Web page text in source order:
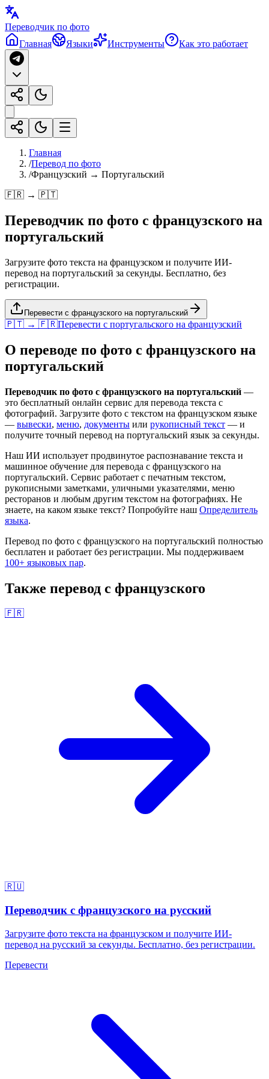
Переводчик по фото
Главная
Языки Инструменты Как это работает
Главная
/Перевод по фото
/Французский → Португальский
🇫🇷 → 🇵🇹
Переводчик по фото с французского на
португальский
Загрузите фото текста на французском и получите ИИ-
перевод на португальский за секунды. Бесплатно, без
регистрации.
Перевести с французского на португальский
🇵🇹 → 🇫🇷Перевести с португальского на французский
О переводе по фото с французского на
португальский
Переводчик по фото с французского на португальский —
это бесплатный онлайн сервис для перевода текста с
фотографий. Загрузите фото с текстом на французском языке
— вывески, меню, документы или рукописный текст — и
получите точный перевод на португальский язык за секунды.
Наш ИИ использует продвинутое распознавание текста и
машинное обучение для перевода с французского на
португальский. Сервис работает с печатным текстом,
рукописными заметками, уличными указателями, меню
ресторанов и любым другим текстом на фотографиях. Не
знаете, на каком языке текст? Попробуйте наш Определитель
языка.
Перевод по фото с французского на португальский полностью
бесплатен и работает без регистрации. Мы поддерживаем
100+ языковых пар.
Также перевод с французского
🇫🇷
🇷🇺
Переводчик с французского на русский
Загрузите фото текста на французском и получите ИИ-
перевод на русский за секунды. Бесплатно, без регистрации.
Перевести